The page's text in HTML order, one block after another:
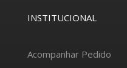
INSTITUCIONAL
Acompanhar Pedido